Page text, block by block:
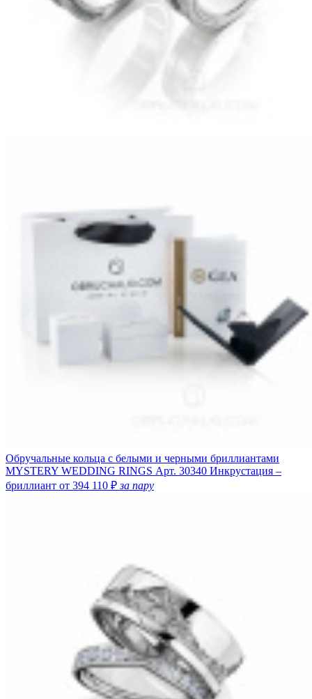
Обручальные кольца с белыми и черными бриллиантами
MYSTERY WEDDING RINGS Арт. 30340 Инкрустация –
бриллиант от 394 110 ₽за пару